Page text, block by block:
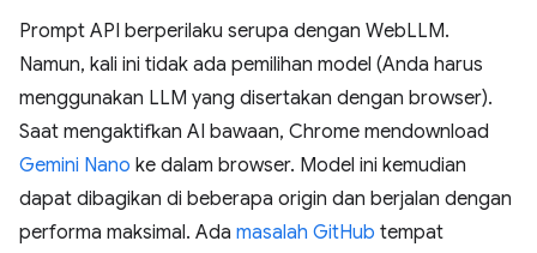
Prompt API berperilaku serupa dengan WebLLM.
Namun, kali ini tidak ada pemilihan model (Anda harus
menggunakan LLM yang disertakan dengan browser).
Saat mengaktifkan AI bawaan, Chrome mendownload
Gemini Nano ke dalam browser. Model ini kemudian
dapat dibagikan di beberapa origin dan berjalan dengan
performa maksimal. Ada masalah GitHub tempat